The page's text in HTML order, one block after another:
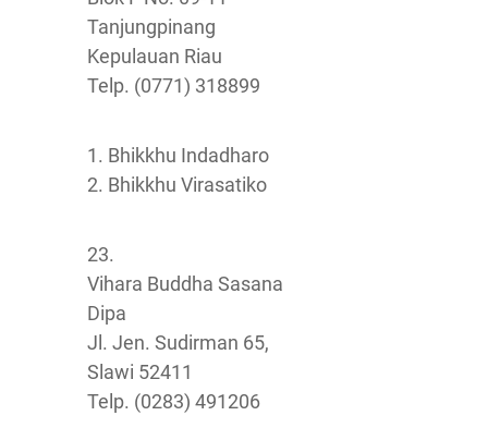
Tanjungpinang
Kepulauan Riau
Telp. (0771) 318899
1. Bhikkhu Indadharo
2. Bhikkhu Virasatiko
23.
Vihara Buddha Sasana
Dipa
Jl. Jen. Sudirman 65,
Slawi 52411
Telp. (0283) 491206